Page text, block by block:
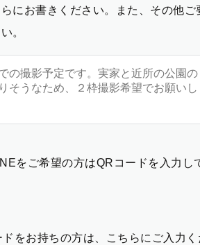
にお書きください。また、その他
。
をご希望の方はQRコードを入力し
をお持ちの方は、こちらにご入力く